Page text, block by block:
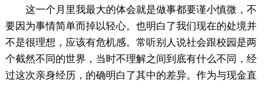
这一个月里我最大的体会就是做事都要谨小慎微，不
要因为事情简单而掉以轻心。也明白了我们现在的处境并
不是很理想，应该有危机感。常听别人说社会跟校园是两
个截然不同的世界，当时不理解之间到底有什么不同，经
过这次亲身经历，的确明白了其中的差异。作为与现金直